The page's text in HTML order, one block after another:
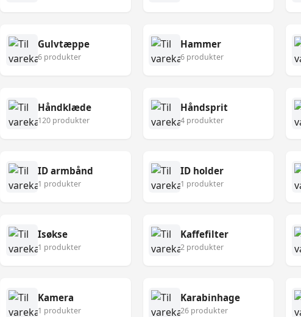
Gulvtæppe
6 produkter
Hammer
6 produkter
Håndklæde
120 produkter
Håndsprit
4 produkter
ID armbånd
1 produkter
ID holder
1 produkter
Isøkse
1 produkter
Kaffefilter
2 produkter
Kamera
1 produkter
Karabinhage
26 produkter